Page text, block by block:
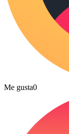
Me gusta0